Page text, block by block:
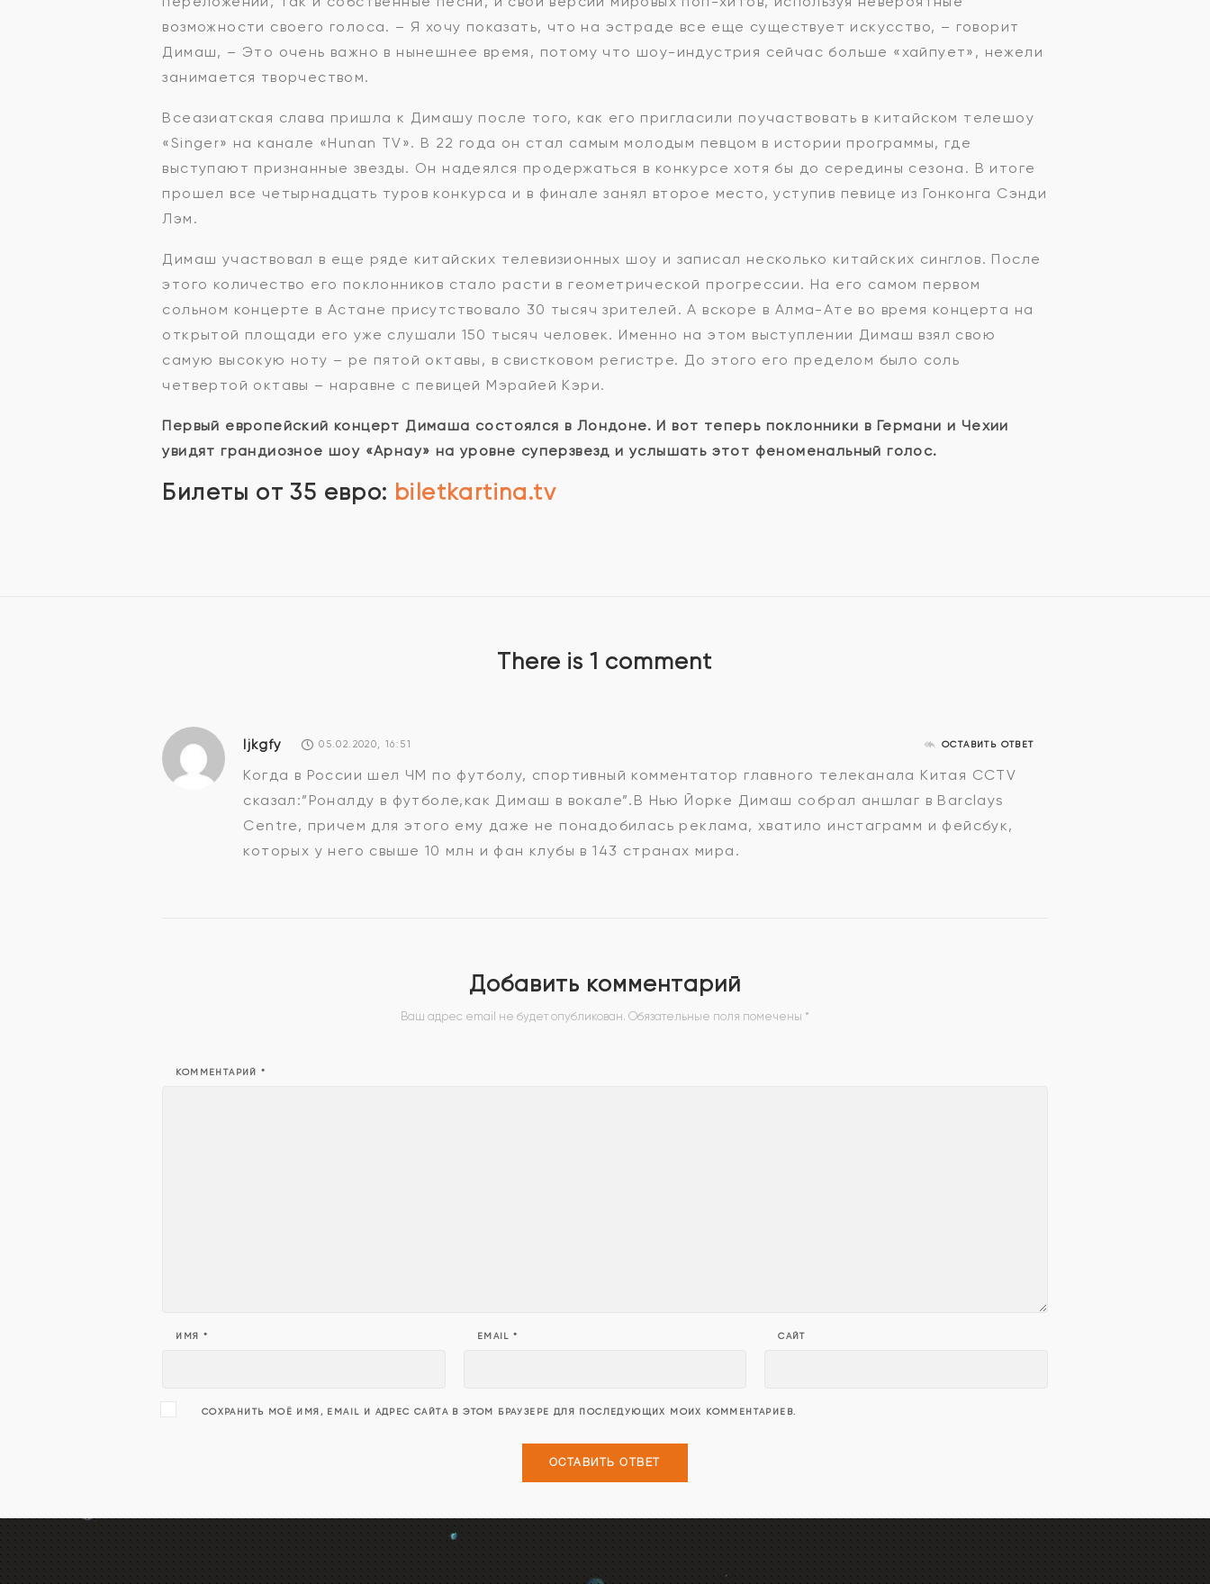
возможности своего голоса. – Я хочу показать, что на эстраде все еще существует искусство, – говорит
Димаш, – Это очень важно в нынешнее время, потому что шоу-индустрия сейчас больше «хайпует», нежели
занимается творчеством.
Всеазиатская слава пришла к Димашу после того, как его пригласили поучаствовать в китайском телешоу
«Singer» на канале «Hunan TV». В 22 года он стал самым молодым певцом в истории программы, где
выступают признанные звезды. Он надеялся продержаться в конкурсе хотя бы до середины сезона. В итоге
прошел все четырнадцать туров конкурса и в финале занял второе место, уступив певице из Гонконга Сэнди
Лэм.
Димаш участвовал в еще ряде китайских телевизионных шоу и записал несколько китайских синглов. После
этого количество его поклонников стало расти в геометрической прогрессии. На его самом первом
сольном концерте в Астане присутствовало 30 тысяч зрителей. А вскоре в Алма-Ате во время концерта на
открытой площади его уже слушали 150 тысяч человек. Именно на этом выступлении Димаш взял свою
самую высокую ноту – ре пятой октавы, в свистковом регистре. До этого его пределом было соль
четвертой октавы – наравне с певицей Мэрайей Кэри.
Первый европейский концерт Димаша состоялся в Лондоне. И вот теперь поклонники в Германи и Чехии
увидят грандиозное шоу «Арнау» на уровне суперзвезд и услышать этот феноменальный голос.
Билеты от 35 евро: biletkartina.tv
There is 1 comment
Ijkgfy ОСТАВИТЬ ОТВЕТ
05.02.2020, 16:51
Когда в России шел ЧМ по футболу, спортивный комментатор главного телеканала Китая CCTV
сказал:”Роналду в футболе,как Димаш в вокале”.В Нью Йорке Димаш собрал аншлаг в Barclays
Centre, причем для этого ему даже не понадобилась реклама, хватило инстаграмм и фейсбук,
которых у него свыше 10 млн и фан клубы в 143 странах мира.
Добавить комментарий
Ваш адрес email не будет опубликован. Обязательные поля помечены *
КОММЕНТАРИЙ*
ИМЯ * EMAIL* САЙТ
СОХРАНИТЬ МОЁ ИМЯ, EMAIL И АДРЕС САЙТА В ЭТОМ БРАУЗЕРЕ ДЛЯ ПОСЛЕДУЮЩИХ МОИХ КОММЕНТАРИЕВ.